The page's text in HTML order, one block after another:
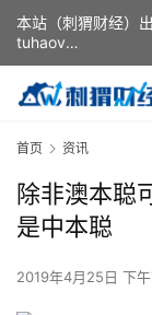
首页 资讯
除非澳本聪
是中本聪
2019年4月25日 下
本站（刺猬财经）
tuhaov
This website
website. If you